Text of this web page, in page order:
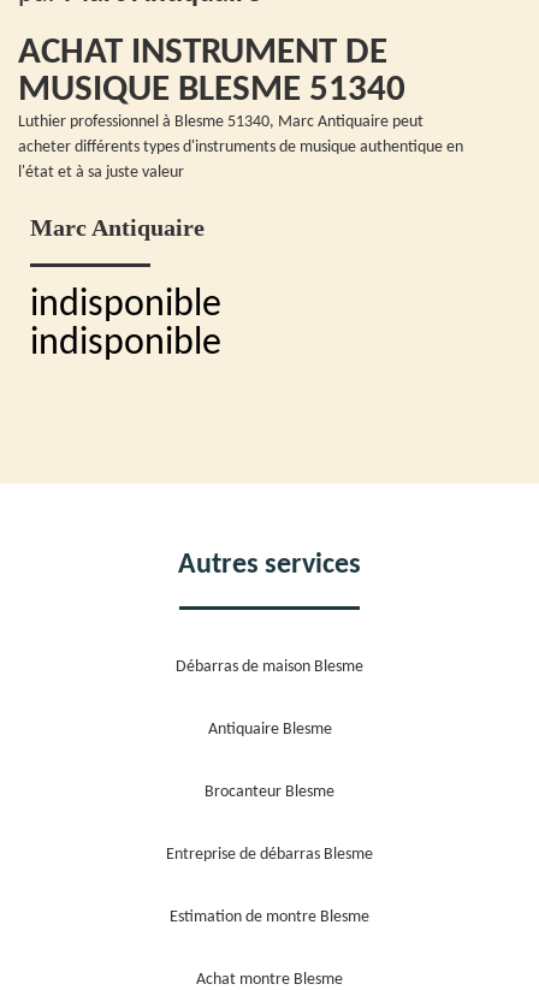
ACHAT INSTRUMENT DE
MUSIQUE BLESME 51340
Luthier professionnel à Blesme 51340, Marc Antiquaire peut
acheter différents types d'instruments de musique authentique en
l'état et à sa juste valeur
Marc Antiquaire
indisponible
indisponible
Autres services
Débarras de maison Blesme
Antiquaire Blesme
Brocanteur Blesme
Entreprise de débarras Blesme
Estimation de montre Blesme
Achat montre Blesme